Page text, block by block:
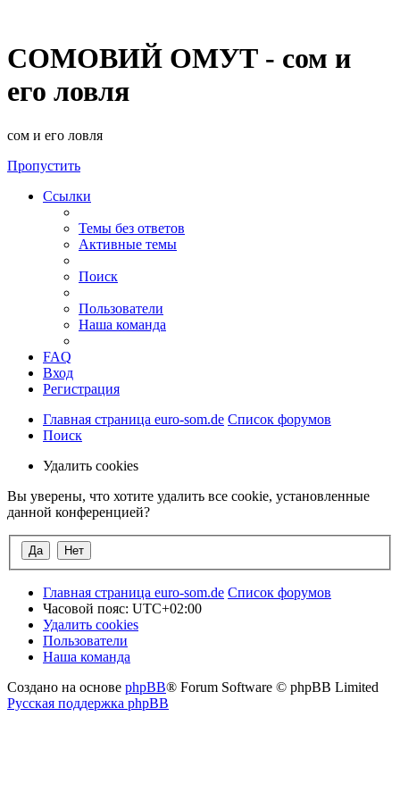
СОМОВИЙ ОМУТ - сом и
его ловля
сом и его ловля
Пропустить
Ссылки
Темы без ответов
Активные темы
Поиск
Пользователи
Наша команда
FAQ
Вход
Регистрация
Главная страница euro-som.de Список форумов
Поиск
Удалить cookies
Вы уверены, что хотите удалить все cookie, установленные
данной конференцией?
Главная страница euro-som.de Список форумов
Часовой пояс: UTC+02:00
Удалить cookies
Пользователи
Наша команда
Создано на основе phpBB® Forum Software © phpBB Limited
Русская поддержка phpBB